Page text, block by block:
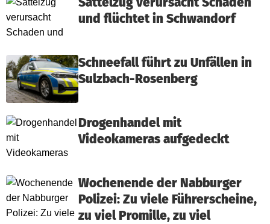
und flüchtet in Schwandorf
Schneefall führt zu Unfällen in
Sulzbach-Rosenberg
Drogenhandel mit
Videokameras aufgedeckt
Wochenende der Nabburger
Polizei: Zu viele Führerscheine,
zu viel Promille, zu viel